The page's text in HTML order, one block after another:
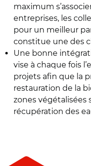
maximum
entreprises, les
pour un meilleur
constitue une des
Une bonne
vise à chaque fois
projets afin que la
restauration de la
zones végétalisées
récupération des